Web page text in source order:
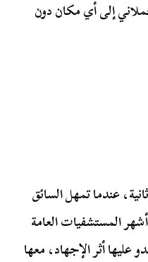
إلى أي مكان دون
عندما تمهل السائق
المستشفيات العامة
عليها أثر الإجهاد، معها